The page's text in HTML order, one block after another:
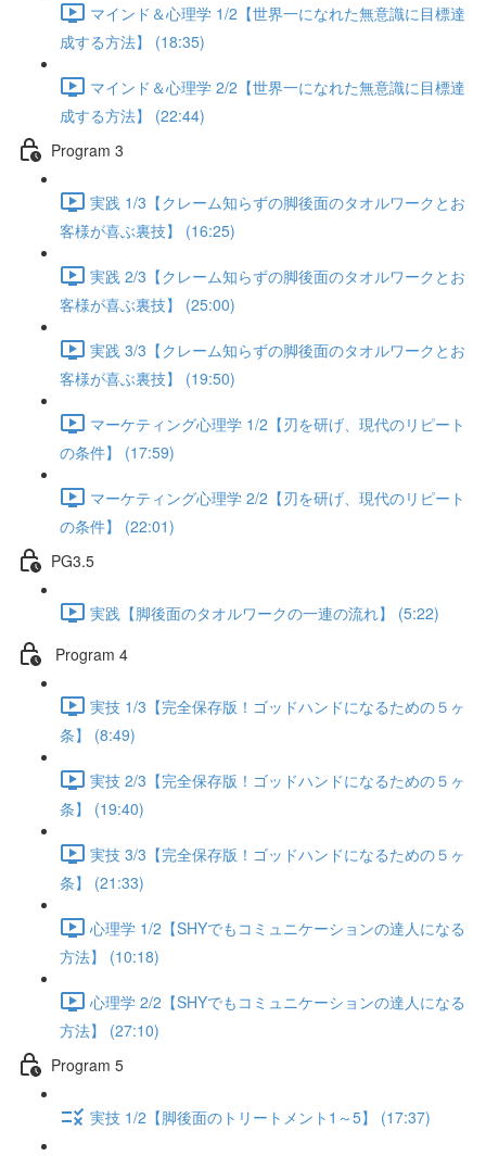
マインド＆心理学 1/2【世界一になれた無意識に目標達
成する方法】 (18:35)
マインド＆心理学 2/2【世界一になれた無意識に目標達
成する方法】 (22:44)
Program 3
実践 1/3【クレーム知らずの脚後面のタオルワークとお
客様が喜ぶ裏技】 (16:25)
実践 2/3【クレーム知らずの脚後面のタオルワークとお
客様が喜ぶ裏技】 (25:00)
実践 3/3【クレーム知らずの脚後面のタオルワークとお
客様が喜ぶ裏技】 (19:50)
マーケティング心理学 1/2【刃を研げ、現代のリピート
の条件】 (17:59)
マーケティング心理学 2/2【刃を研げ、現代のリピート
の条件】 (22:01)
PG3.5
実践【脚後面のタオルワークの一連の流れ】 (5:22)
Program 4
実技 1/3【完全保存版！ゴッドハンドになるための５ヶ
条】 (8:49)
実技 2/3【完全保存版！ゴッドハンドになるための５ヶ
条】 (19:40)
実技 3/3【完全保存版！ゴッドハンドになるための５ヶ
条】 (21:33)
心理学 1/2【SHYでもコミュニケーションの達人になる
方法】 (10:18)
心理学 2/2【SHYでもコミュニケーションの達人になる
方法】 (27:10)
Program 5
実技 1/2【脚後面のトリートメント1～5】 (17:37)